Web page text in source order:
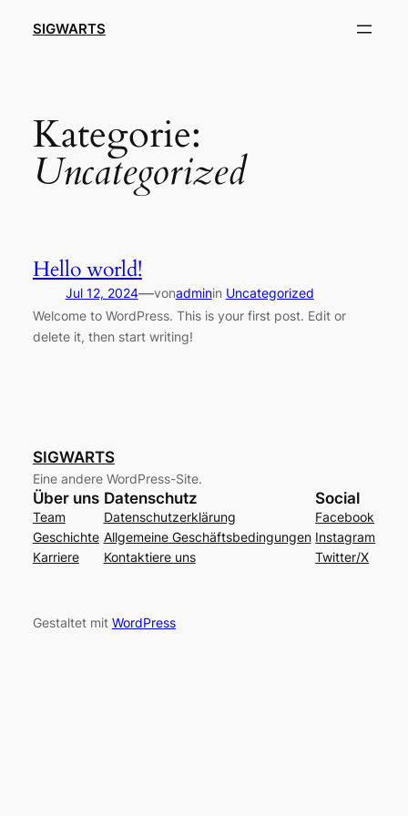
SIGWARTS
Kategorie:
Uncategorized
Hello world!
Jul 12, 2024—vonadminin Uncategorized
Welcome to WordPress. This is your first post. Edit or
delete it, then start writing!
SIGWARTS
Eine andere WordPress-Site.
Über uns
Team
Geschichte
Karriere
Datenschutz
Datenschutzerklärung
Allgemeine Geschäftsbedingungen
Kontaktiere uns
Social
Facebook
Instagram
Twitter/X
Gestaltet mit WordPress